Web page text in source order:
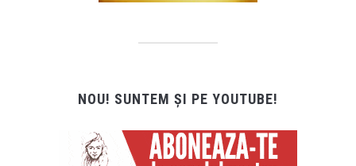
NOU! SUNTEM ȘI PE YOUTUBE!